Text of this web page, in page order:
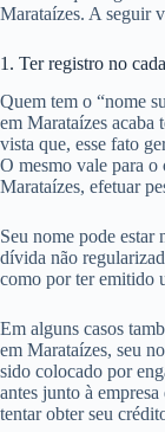
Marataízes. A seguir
1. Ter registro no
Quem tem o “nome
em Marataízes acaba
vista que, esse fato
O mesmo vale para o
Marataízes, efetuar
Seu nome pode estar
dívida não
como por ter emitido
Em alguns casos
em Marataízes, seu
sido colocado por
antes junto à
tentar obter seu